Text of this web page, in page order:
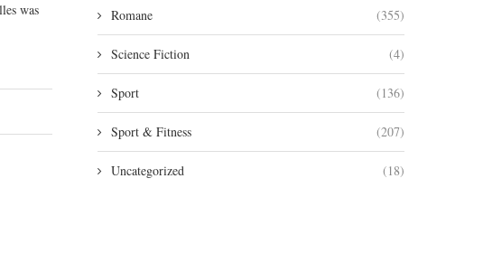
was
Romane (355)
Science Fiction (4)
Sport (136)
Sport & Fitness (207)
Uncategorized (18)